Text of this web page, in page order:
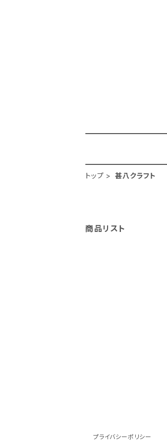
トップ 甚八クラフト
商品リスト
プライバシーポリシー